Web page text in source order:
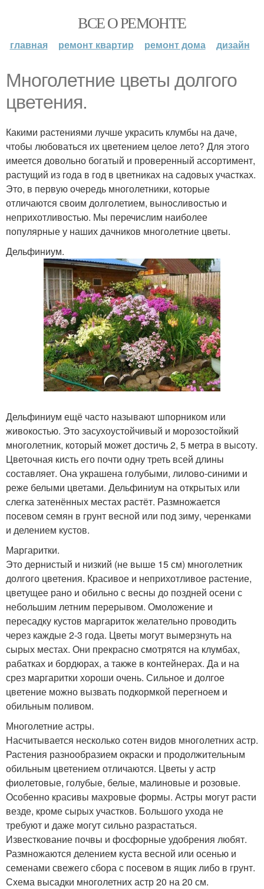
ВСЕ О РЕМОНТЕ
главная ремонт квартир ремонт дома дизайн
Многолетние цветы долгого
цветения.
Какими растениями лучше украсить клумбы на даче,
чтобы любоваться их цветением целое лето? Для этого
имеется довольно богатый и проверенный ассортимент,
растущий из года в год в цветниках на садовых участках.
Это, в первую очередь многолетники, которые
отличаются своим долголетием, выносливостью и
неприхотливостью. Мы перечислим наиболее
популярные у наших дачников многолетние цветы.
Дельфиниум.
Дельфиниум ещё часто называют шпорником или
живокостью. Это засухоустойчивый и морозостойкий
многолетник, который может достичь 2, 5 метра в высоту.
Цветочная кисть его почти одну треть всей длины
составляет. Она украшена голубыми, лилово-синими и
реже белыми цветами. Дельфиниум на открытых или
слегка затенённых местах растёт. Размножается
посевом семян в грунт весной или под зиму, черенками
и делением кустов.
Маргаритки.
Это дернистый и низкий (не выше 15 см) многолетник
долгого цветения. Красивое и неприхотливое растение,
цветущее рано и обильно с весны до поздней осени с
небольшим летним перерывом. Омоложение и
пересадку кустов маргариток желательно проводить
через каждые 2-3 года. Цветы могут вымерзнуть на
сырых местах. Они прекрасно смотрятся на клумбах,
рабатках и бордюрах, а также в контейнерах. Да и на
срез маргаритки хороши очень. Сильное и долгое
цветение можно вызвать подкормкой перегноем и
обильным поливом.
Многолетние астры.
Насчитывается несколько сотен видов многолетних астр.
Растения разнообразием окраски и продолжительным
обильным цветением отличаются. Цветы у астр
фиолетовые, голубые, белые, малиновые и розовые.
Особенно красивы махровые формы. Астры могут расти
везде, кроме сырых участков. Большого ухода не
требуют и даже могут сильно разрастаться.
Известкование почвы и фосфорные удобрения любят.
Размножаются делением куста весной или осенью и
семенами свежего сбора с посевом в ящик либо в грунт.
Схема высадки многолетних астр 20 на 20 см.